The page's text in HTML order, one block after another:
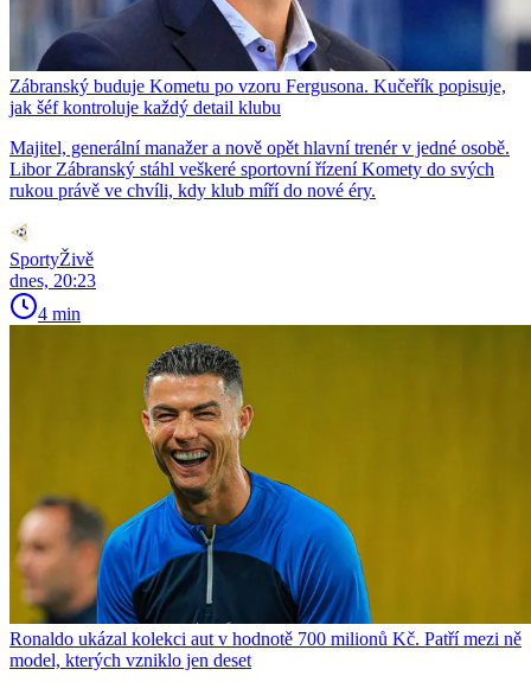
Zábranský buduje Kometu po vzoru Fergusona. Kučeřík popisuje,
jak šéf kontroluje každý detail klubu
Majitel, generální manažer a nově opět hlavní trenér v jedné osobě.
Libor Zábranský stáhl veškeré sportovní řízení Komety do svých
rukou právě ve chvíli, kdy klub míří do nové éry.
SportyŽivě
dnes, 20:23
4 min
Ronaldo ukázal kolekci aut v hodnotě 700 milionů Kč. Patří mezi ně
model, kterých vzniklo jen deset